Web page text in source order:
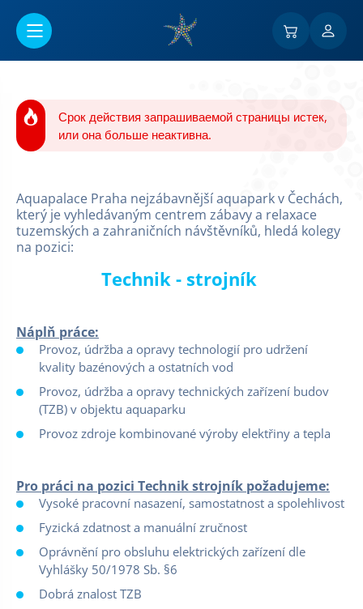
Срок действия запрашиваемой страницы истек,
или она больше неактивна.
Aquapalace Praha nejzábavnější aquapark v Čechách,
který je vyhledávaným centrem zábavy a relaxace
tuzemských a zahraničních návštěvníků, hledá kolegy
na pozici:
Technik - strojník
Náplň práce:
Provoz, údržba a opravy technologií pro udržení
kvality bazénových a ostatních vod
Provoz, údržba a opravy technických zařízení budov
(TZB) v objektu aquaparku
Provoz zdroje kombinované výroby elektřiny a tepla
Pro práci na pozici Technik strojník požadujeme:
Vysoké pracovní nasazení, samostatnost a spolehlivost
Fyzická zdatnost a manuální zručnost
Oprávnění pro obsluhu elektrických zařízení dle
Vyhlášky 50/1978 Sb. §6
Dobrá znalost TZB